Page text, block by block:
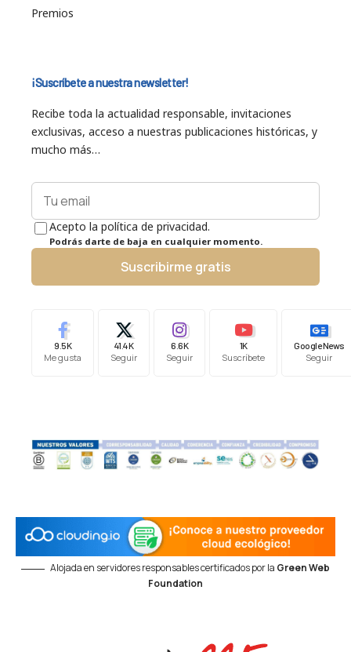
Premios
¡Suscríbete a nuestra newsletter!
Recibe toda la actualidad responsable, invitaciones
exclusivas, acceso a nuestras publicaciones históricas, y
mucho más…
Acepto la política de privacidad.
Podrás darte de baja en cualquier momento.
Suscribirme gratis
9.5K
Me gusta
41.4K
Seguir
6.6K
Seguir
1K
Suscríbete
Google News
Seguir
Alojada en servidores responsables certificados por la Green Web
Foundation